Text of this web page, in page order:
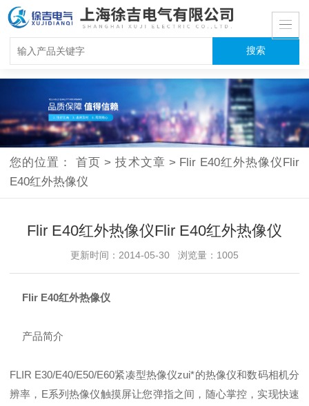
您的位置：首页 > 技术文章 > Flir E40红外热像仪Flir
E40红外热像仪
Flir E40红外热像仪Flir E40红外热像仪
更新时间：2014-05-30 浏览量：1005
Flir E40红外热像仪
产品简介
FLIR E30/E40/E50/E60紧凑型热像仪zui*的热像仪和数码相机分
辨率，E系列热像仪触摸屏让您弹指之间，随心掌控，实现快速